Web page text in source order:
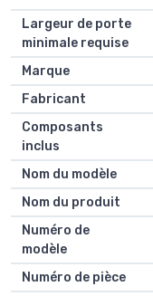
Largeur de porte
minimale requise
Marque
Fabricant
Composants
inclus
Nom du modèle
Nom du produit
Numéro de
modèle
Numéro de pièce